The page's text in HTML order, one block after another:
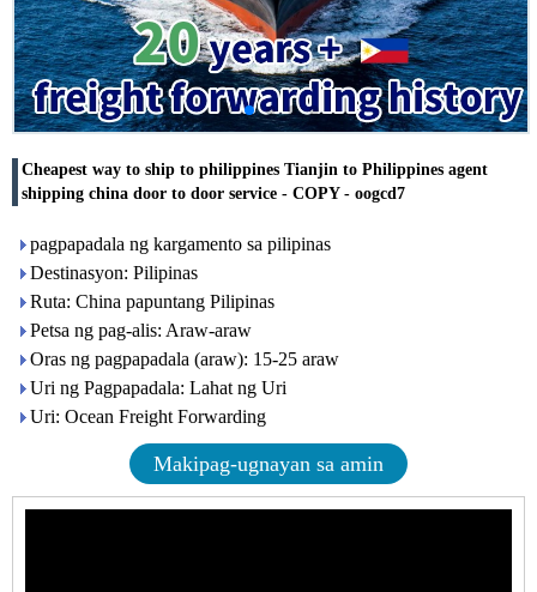
Cheapest way to ship to philippines Tianjin to Philippines agent
shipping china door to door service - COPY - oogcd7
pagpapadala ng kargamento sa pilipinas
Destinasyon: Pilipinas
Ruta: China papuntang Pilipinas
Petsa ng pag-alis: Araw-araw
Oras ng pagpapadala (araw): 15-25 araw
Uri ng Pagpapadala: Lahat ng Uri
Uri: Ocean Freight Forwarding
Makipag-ugnayan sa amin